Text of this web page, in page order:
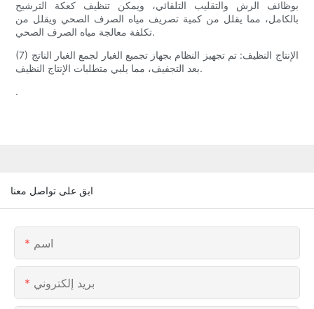
بوظائف الرش والتقليب التلقائي، ويمكن تنظيف كعكة الترشيح
بالكامل، مما يقلل من كمية تصريف مياه الصرف الصحي ويقلل من
تكلفة معالجة مياه الصرف الصحي.
(7) الإنتاج النظيف: تم تجهيز النظام بجهاز تجميع الغبار لجمع الغبار الناتج
بعد التجفيف، مما يلبي متطلبات الإنتاج النظيف.
.
ابق على تواصل معنا
اسم
بريد إلكتروني